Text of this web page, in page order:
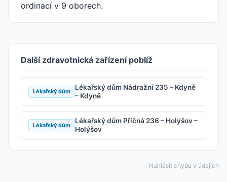
ordinací v 9 oborech.
Další zdravotnická zařízení poblíž
Lékařský dům
Lékařský dům Nádražní 235 – Kdyně
– Kdyně
Lékařský dům
Lékařský dům Příčná 236 – Holýšov –
Holýšov
Nahlásit chybu v údajích